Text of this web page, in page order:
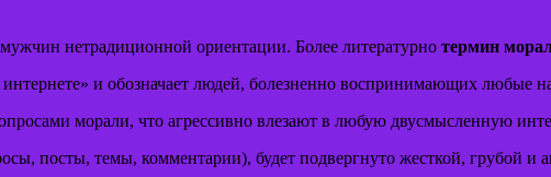
мужчин нетрадиционной ориентации. Более литературно термин
и обозначает людей, болезненно воспринимающих любые
морали, что агрессивно влезают в любую двусмысленную
посты, темы, комментарии), будет подвергнуто жесткой, грубой и